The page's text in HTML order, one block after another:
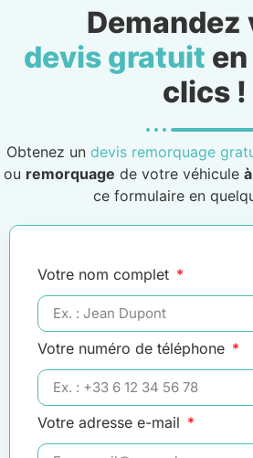
Demandez
devis gratuit
clics !
Obtenez un devis remorquage
ou remorquage de votre véhicule
ce formulaire en
Votre nom complet
Votre numéro de téléphone
Votre adresse e-mail